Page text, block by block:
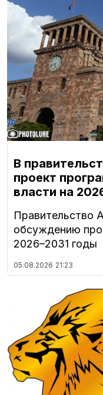
В
проект
власти на
Правительство
обсуждению
2026–2031 годы
05.08.2026 21:23